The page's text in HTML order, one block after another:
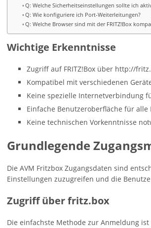
Q: Welche Sicherheitseinstellungen sollte ich
Q: Wie konfiguriere ich Port-Weiterleitungen?
Q: Welche Browser sind mit der FRITZ!Box
Wichtige Erkenntnisse
Zugriff auf FRITZ!Box über http://
Kompatibel mit verschiedenen
Keine spezielle Internetverbindung
Einfache Benutzeroberfläche für alle
Keine technischen Vorkenntnisse
Grundlegende
Die AVM Fritzbox Zugangsdaten sind
Einstellungen zuzugreifen und die
Zugriff über fritz.box
Die einfachste Methode zur Anmeldung ist